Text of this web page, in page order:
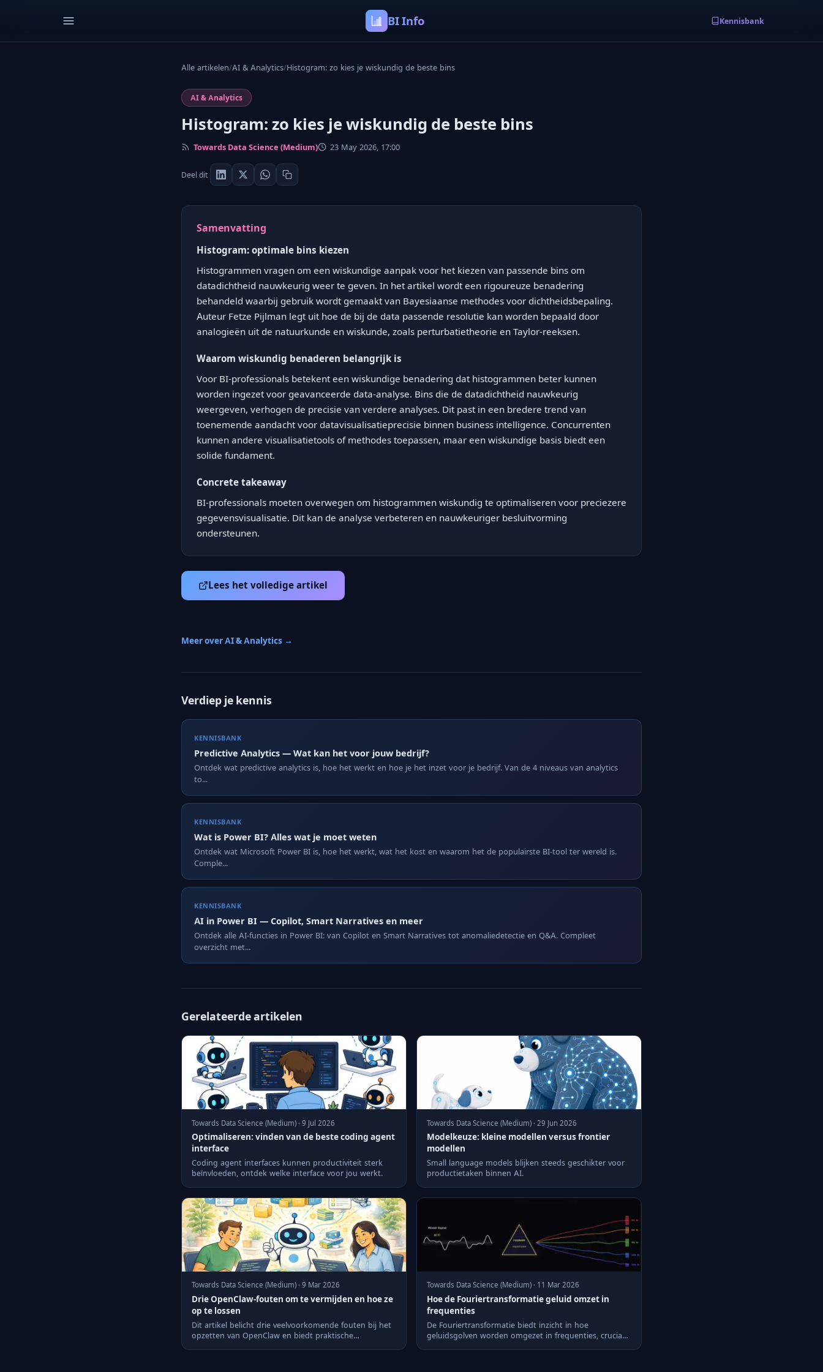
BI Info Kennisbank
Alle artikelen/AI & Analytics/Histogram: zo kies je wiskundig de beste bins
AI & Analytics
Histogram: zo kies je wiskundig de beste bins
Towards Data Science (Medium) 23 May 2026, 17:00
Deel dit
Samenvatting
Histogram: optimale bins kiezen
Histogrammen vragen om een wiskundige aanpak voor het kiezen van passende bins om
datadichtheid nauwkeurig weer te geven. In het artikel wordt een rigoureuze benadering
behandeld waarbij gebruik wordt gemaakt van Bayesiaanse methodes voor dichtheidsbepaling.
Auteur Fetze Pijlman legt uit hoe de bij de data passende resolutie kan worden bepaald door
analogieën uit de natuurkunde en wiskunde, zoals perturbatietheorie en Taylor-reeksen.
Waarom wiskundig benaderen belangrijk is
Voor BI-professionals betekent een wiskundige benadering dat histogrammen beter kunnen
worden ingezet voor geavanceerde data-analyse. Bins die de datadichtheid nauwkeurig
weergeven, verhogen de precisie van verdere analyses. Dit past in een bredere trend van
toenemende aandacht voor datavisualisatieprecisie binnen business intelligence. Concurrenten
kunnen andere visualisatietools of methodes toepassen, maar een wiskundige basis biedt een
solide fundament.
Concrete takeaway
BI-professionals moeten overwegen om histogrammen wiskundig te optimaliseren voor preciezere
gegevensvisualisatie. Dit kan de analyse verbeteren en nauwkeuriger besluitvorming
ondersteunen.
Lees het volledige artikel
Meer over AI & Analytics →
Verdiep je kennis
KENNISBANK
Predictive Analytics — Wat kan het voor jouw bedrijf?
Ontdek wat predictive analytics is, hoe het werkt en hoe je het inzet voor je bedrijf. Van de 4 niveaus van analytics
to...
KENNISBANK
Wat is Power BI? Alles wat je moet weten
Ontdek wat Microsoft Power BI is, hoe het werkt, wat het kost en waarom het de populairste BI-tool ter wereld is.
Comple...
KENNISBANK
AI in Power BI — Copilot, Smart Narratives en meer
Ontdek alle AI-functies in Power BI: van Copilot en Smart Narratives tot anomaliedetectie en Q&A. Compleet
overzicht met...
Gerelateerde artikelen
Towards Data Science (Medium) · 9 Jul 2026
Optimaliseren: vinden van de beste coding agent
interface
Coding agent interfaces kunnen productiviteit sterk
beïnvloeden, ontdek welke interface voor jou werkt.
Towards Data Science (Medium) · 29 Jun 2026
Modelkeuze: kleine modellen versus frontier
modellen
Small language models blijken steeds geschikter voor
productietaken binnen AI.
Towards Data Science (Medium) · 9 Mar 2026
Drie OpenClaw-fouten om te vermijden en hoe ze
op te lossen
Dit artikel belicht drie veelvoorkomende fouten bij het
opzetten van OpenClaw en biedt praktische
Towards Data Science (Medium) · 11 Mar 2026
Hoe de Fouriertransformatie geluid omzet in
frequenties
De Fouriertransformatie biedt inzicht in hoe
geluidsgolven worden omgezet in frequenties, cruciaal